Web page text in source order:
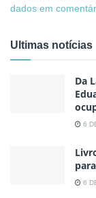
dados em
Ultimas notícias
Da
6
6